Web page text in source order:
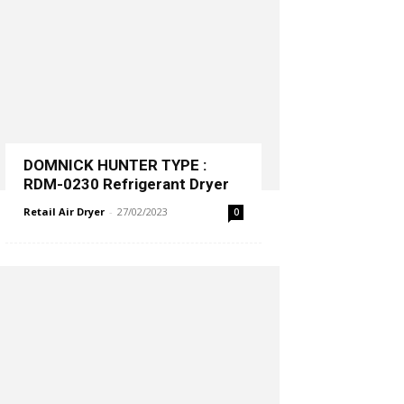
DOMNICK HUNTER TYPE :
RDM-0230 Refrigerant Dryer
Retail Air Dryer - 27/02/2023 0